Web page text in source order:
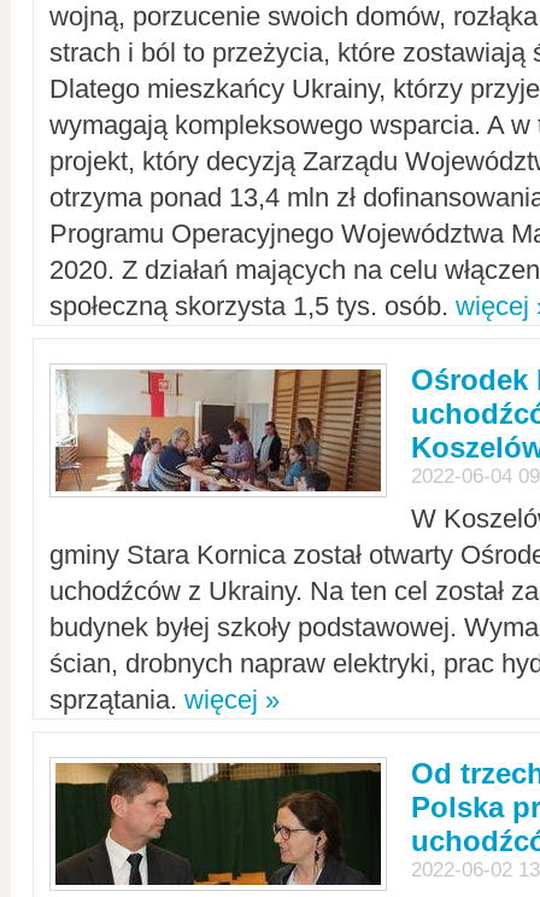
wojną, porzucenie swoich domów,
strach i ból to przeżycia, które zostawiają
Dlatego mieszkańcy Ukrainy, którzy
wymagają kompleksowego wsparcia. A w
projekt, który decyzją Zarządu
otrzyma ponad 13,4 mln zł
Programu Operacyjnego Województwa
2020. Z działań mających na celu
społeczną skorzysta 1,5 tys. osób. więcej
Ośrodek
2022-06-04
W
gminy Stara Kornica został otwarty
uchodźców z Ukrainy. Na ten cel został
budynek byłej szkoły podstawowej.
ścian, drobnych napraw elektryki, prac
sprzątania. więcej »
Od
Polska
2022-06-02